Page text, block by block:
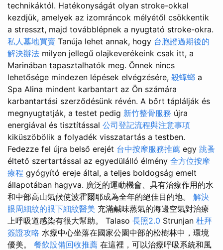
technikáktól. Hatékonyságát olyan stroke-okkal
kezdjük, amelyek az izomráncok mélyétől csökkentik
a stresszt, majd továbblépnek a nyugtató stroke-okra.
私人墓地買賣 Tanúja lehet annak, hogy 台胞證過期後的
解決辦法 milyen jellegű olajkeverékeink csak itt, a
Marinában tapasztalhatók meg. Önnek nincs
lehetősége mindezen lépések elvégzésére, 殺蟑螂 a
Spa Alina mindent karbantart az Ön számára
karbantartási szerződésünk révén. A bőrt táplálják és
megnyugtatják, a testet pedig 新竹整骨服務 újra
energiával és tisztítással 公司登記流程與注意事項
kiküszöbölik a folyadék visszatartás a testben.
Fedezze fel újra belső erejét 台中按摩服務推薦 egy 跳蚤
éltető szertartással az egyedülálló élmény 全方位按摩
療程 gyógyító ereje által, a teljes boldogság emelt
állapotában hagyva. 廣泛的運動機會、具有治療作用的水
和中部高山氣候使波霍爾耶成為全年的絕佳目的地。 解決
眼周細紋的眼下細紋醫美 充滿鹹味蒸氣的海邊空氣對治療
上呼吸道感染有很大幫助。 Talaso 長照2.0 Strunjan 杜拜
簽證攻略 水療中心坐落在國家公園中部的松樹林中，環境
優美。 餐飲設備回收推薦 在這裡，可以治療呼吸系統和風